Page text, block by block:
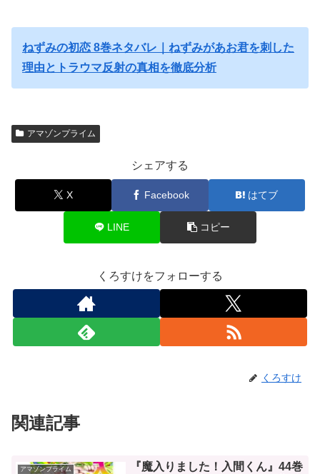
ねずみの初恋 8巻ネタバレ｜ねずみがあお君を刺した
理由とトラウマ反射の真相を徹底分析
アマゾンプライム
シェアする
X Facebook はてブ
LINE コピー
くろすけをフォローする
くろすけ
関連記事
アマゾンプライム
『魔入りました！入間くん』44巻